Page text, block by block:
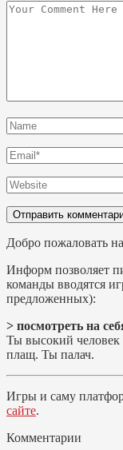
Добро пожаловать
Информ позволяет
команды вводятся
предложенных):
> посмотреть на
Ты высокий
плащ. Ты палач.
Игры и саму
сайте.
Комментарии